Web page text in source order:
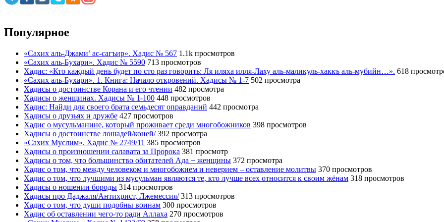
Популярное
«Сахих аль-Джами’ ас-сагъир». Хадис № 567 1.1k просмотров
«Сахих аль-Бухари». Хадис № 5590 713 просмотров
Хадис: «Кто каждый день будет по сто раз говорить: Ля иляха илля-Лаху аль-маликуль-хаккъ аль-мубийн…». 618
«Сахих аль-Бухари». 1. Книга: Начало откровений. Хадисы № 1-7 502 просмотра
Хадисы о достоинстве Корана и его чтении 482 просмотра
Хадисы о женщинах. Хадисы № 1-100 448 просмотров
Хадис: Найди для своего брата семьдесят оправданий 442 просмотра
Хадисы о друзьях и дружбе 427 просмотров
Хадис о мусульманине, который проживает среди многобожников 398 просмотров
Хадисы о достоинстве лошадей/коней/ 392 просмотра
«Сахих Муслим». Хадис № 2749/11 385 просмотров
Хадисы о произношении салавата за Пророка 381 просмотр
Хадисы о том, что большинство обитателей Ада − женщины 372 просмотра
Хадис о том, что между человеком и многобожием и неверием – оставление молитвы 370 просмотров
Хадис о том, что лучшими из мусульман являются те, кто лучше всех относится к своим жёнам 318 просмотров
Хадисы о ношении бороды 314 просмотров
Хадисы про Даджаля/Антихрист, Лжемессия/ 313 просмотров
Хадис о том, что души подобны воинам 300 просмотров
Хадис об оставлении чего-то ради Аллаха 270 просмотров